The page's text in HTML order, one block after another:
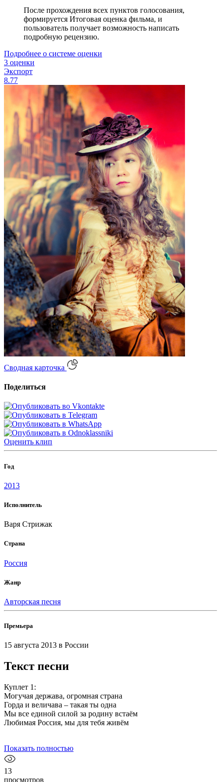
После прохождения всех пунктов голосования,
формируется Итоговая оценка фильма, и
пользователь получает возможность написать
подробную рецензию.
Подробнее о системе оценки
3 оценки
Экспорт
8.77
Сводная карточка
Поделиться
Оценить клип
Год
2013
Исполнитель
Варя Стрижак
Страна
Россия
Жанр
Авторская песня
Премьера
15 августа 2013 в России
Текст песни
Куплет 1:
Могучая держава, огромная страна
Горда и величава – такая ты одна
Мы все единой силой за родину встаём
Любимая Россия, мы для тебя живём
Показать полностью
13
просмотров